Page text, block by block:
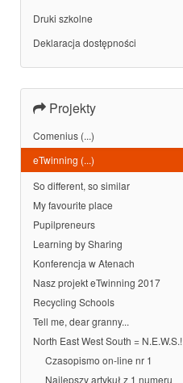
Druki szkolne
Deklaracja dostępności
Projekty
Comenius (...)
eTwinning (...)
So different, so similar
My favourite place
Pupilpreneurs
Learning by Sharing
Konferencja w Atenach
Nasz projekt eTwinning 2017
Recycling Schools
Tell me, dear granny...
North East West South = N.E.W.S.!
Czasopismo on-line nr 1
Najlepszy artykuł z 1 numeru